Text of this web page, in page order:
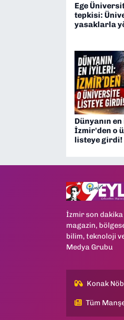
Ege
tepkisi:
yasaklarla
Dünyanın
İzmir'den o
listeye girdi!
İzmir son
magazin,
bilim, teknoloji
Medya Grubu
Konak
Tüm